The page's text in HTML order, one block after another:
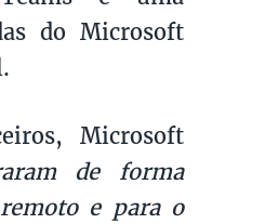
do Microsoft
Microsoft
de forma
e para o